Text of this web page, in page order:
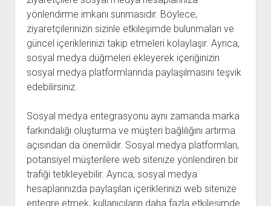
yönlendirme imkanı sunmasıdır. Böylece,
ziyaretçilerinizin sizinle etkileşimde bulunmaları ve
güncel içeriklerinizi takip etmeleri kolaylaşır. Ayrıca,
sosyal medya düğmeleri ekleyerek içeriğinizin
sosyal medya platformlarında paylaşılmasını teşvik
edebilirsiniz.
Sosyal medya entegrasyonu aynı zamanda marka
farkındalığı oluşturma ve müşteri bağlılığını artırma
açısından da önemlidir. Sosyal medya platformları,
potansiyel müşterilere web sitenize yönlendiren bir
trafiği tetikleyebilir. Ayrıca, sosyal medya
hesaplarınızda paylaşılan içeriklerinizi web sitenize
entegre etmek, kullanıcıların daha fazla etkileşimde